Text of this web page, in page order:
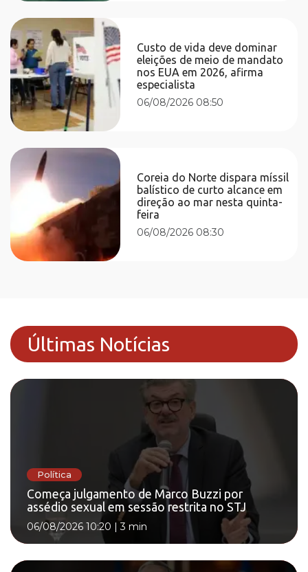
Custo de vida deve dominar
eleições de meio de mandato
nos EUA em 2026, afirma
especialista
06/08/2026 08:50
Coreia do Norte dispara míssil
balístico de curto alcance em
direção ao mar nesta quinta-
feira
06/08/2026 08:30
Últimas Notícias
Política
Começa julgamento de Marco Buzzi por
assédio sexual em sessão restrita no STJ
06/08/2026 10:20 |3 min